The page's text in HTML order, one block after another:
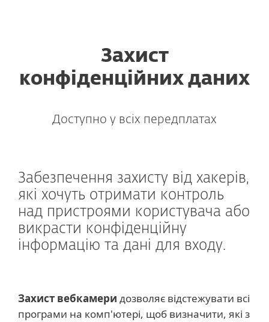
Захист
конфіденційних даних
Доступно у всіх передплатах
Забезпечення захисту від хакерів,
які хочуть отримати контроль
над пристроями користувача або
викрасти конфіденційну
інформацію та дані для входу.
Захист вебкамери дозволяє відстежувати всі
програми на комп'ютері, щоб визначити, які з